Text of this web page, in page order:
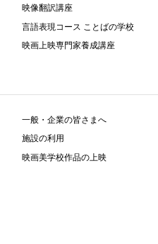
映像翻訳講座
言語表現コース ことばの学校
映画上映専門家養成講座
一般・企業の皆さまへ
施設の利用
映画美学校作品の上映